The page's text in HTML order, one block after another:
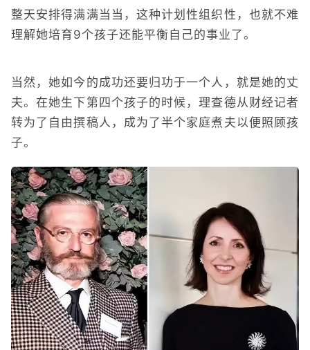
整天安排得满满当当，这种计划性组织性，也就不难
理解她培育9个孩子还能平衡自己的事业了。
当然，她如今的成功还要归功于一个人，就是她的丈
夫。在她生下第四个孩子的时候，理查德从财经记者
转为了自由撰稿人，成为了半个家庭煮夫以便照顾孩
子。